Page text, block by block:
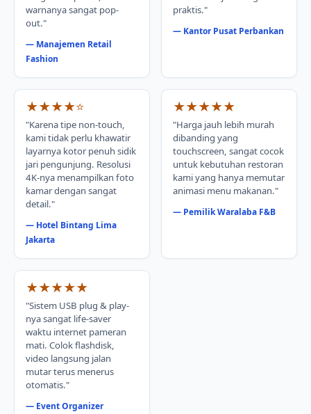
warnanya sangat pop-
out."
— Manajemen Retail
Fashion
praktis."
— Kantor Pusat Perbankan
★★★★⭐
"Karena tipe non-touch,
kami tidak perlu khawatir
layarnya kotor penuh sidik
jari pengunjung. Resolusi
4K-nya menampilkan foto
kamar dengan sangat
detail."
— Hotel Bintang Lima
Jakarta
★★★★★
"Harga jauh lebih murah
dibanding yang
touchscreen, sangat cocok
untuk kebutuhan restoran
kami yang hanya memutar
animasi menu makanan."
— Pemilik Waralaba F&B
★★★★★
"Sistem USB plug & play-
nya sangat life-saver
waktu internet pameran
mati. Colok flashdisk,
video langsung jalan
mutar terus menerus
otomatis."
— Event Organizer